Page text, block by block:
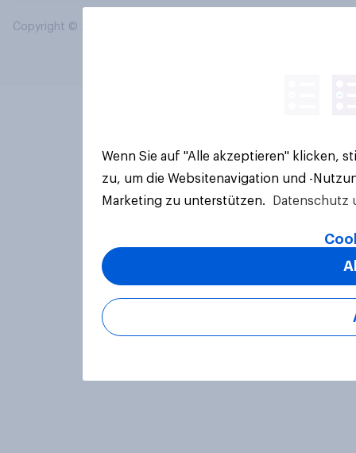
Copyright © 2026 YouGov PLC. Alle Rechte vorbehalten.
Wenn Sie auf "Alle akzeptieren" klicken,
zu, um die Websitenavigation und -
Marketing zu unterstützen.
Datenschutz